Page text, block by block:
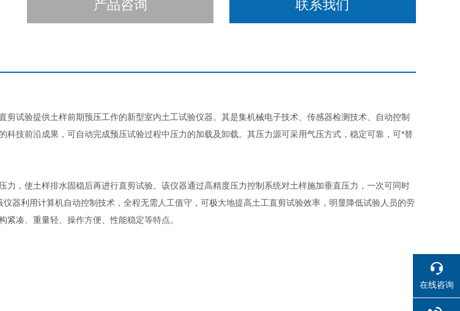
产品咨询 联系我们
剪试验提供土样前期预压工作的新型室内土工试验仪器。其是集机械电子技术、传感器检测技术、自动控制
科技前沿成果，可自动完成预压试验过程中压力的加载及卸载。其压力源可采用气压方式，稳定可靠，可*替
力，使土样排水固稳后再进行直剪试验。该仪器通过高精度压力控制系统对土样施加垂直压力，一次可同时
器利用计算机自动控制技术，全程无需人工值守，可极大地提高土工直剪试验效率，明显降低试验人员的劳
紧凑、重量轻、操作方便、性能稳定等特点。
在线咨询